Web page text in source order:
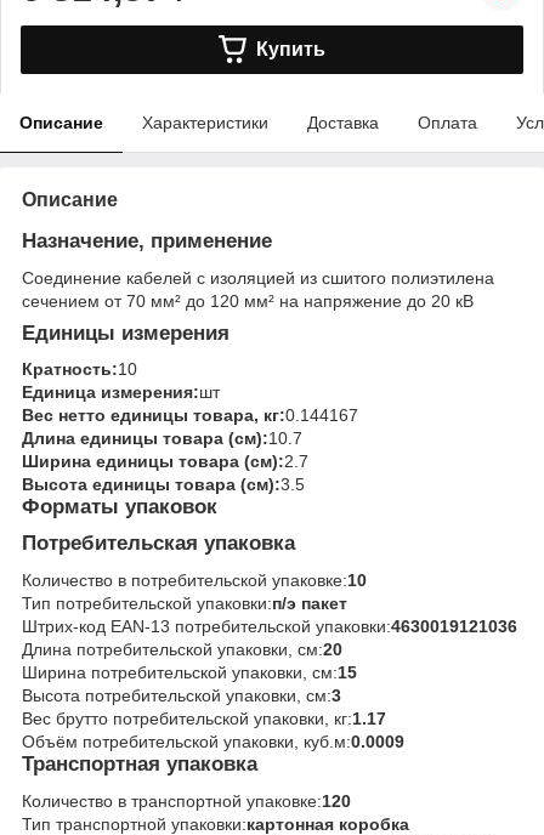
Купить
Описание Характеристики Доставка Оплата
Описание
Назначение, применение
Соединение кабелей с изоляцией из сшитого полиэтилена
сечением от 70 мм² до 120 мм² на напряжение до 20 кВ
Единицы измерения
Кратность:10
Единица измерения:шт
Вес нетто единицы товара, кг:0.144167
Длина единицы товара (см):10.7
Ширина единицы товара (см):2.7
Высота единицы товара (см):3.5
Форматы упаковок
Потребительская упаковка
Количество в потребительской упаковке:10
Тип потребительской упаковки:п/э пакет
Штрих-код EAN-13 потребительской упаковки:4630019121036
Длина потребительской упаковки, см:20
Ширина потребительской упаковки, см:15
Высота потребительской упаковки, см:3
Вес брутто потребительской упаковки, кг:1.17
Объём потребительской упаковки, куб.м:0.0009
Транспортная упаковка
Количество в транспортной упаковке:120
Тип транспортной упаковки:картонная коробка